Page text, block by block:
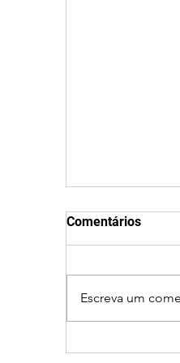
Comentários
Escreva um